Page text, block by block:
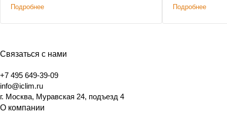
Подробнее Подробнее
Связаться с нами
+7 495 649-39-09
info@iclim.ru
г. Москва, Муравская 24, подъезд 4
О компании